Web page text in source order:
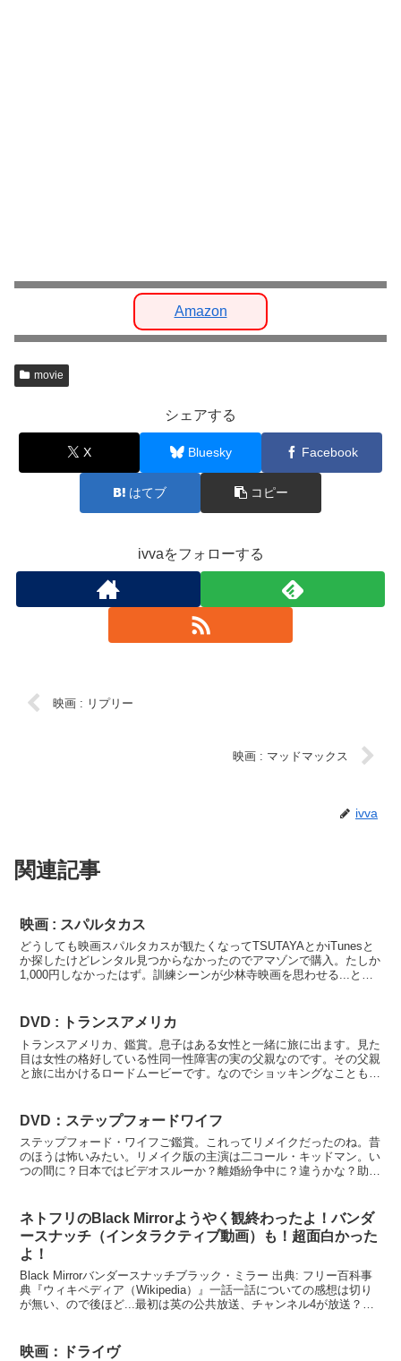
Amazon
movie
シェアする
X Bluesky Facebook
はてブ コピー
ivvaをフォローする
映画 : リプリー
映画 : マッドマックス
ivva
関連記事
映画 : スパルタカス
どうしても映画スパルタカスが観たくなってTSUTAYAとかiTunesと
か探したけどレンタル見つからなかったのでアマゾンで購入。たしか
1,000円しなかったはず。訓練シーンが少林寺映画を思わせる...と思
DVD : トランスアメリカ
トランスアメリカ、鑑賞。息子はある女性と一緒に旅に出ます。見た
目は女性の格好している性同一性障害の実の父親なのです。その父親
と旅に出かけるロードムービーです。なのでショッキングなこともあ
DVD：ステップフォードワイフ
ステップフォード・ワイフご鑑賞。これってリメイクだったのね。昔
のほうは怖いみたい。リメイク版の主演は二コール・キッドマン。い
つの間に？日本ではビデオスルーか？離婚紛争中に？違うかな？助演
ネトフリのBlack Mirrorようやく観終わったよ！バンダ
ースナッチ（インタラクティブ動画）も！超面白かった
よ！
Black Mirrorバンダースナッチブラック・ミラー 出典: フリー百科事
典『ウィキペディア（Wikipedia）』一話一話についての感想は切り
が無い、ので後ほど...最初は英の公共放送、チャンネル4が放送？そ
映画：ドライヴ